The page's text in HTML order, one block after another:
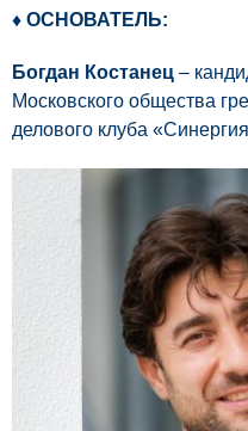
♦ ОСНОВАТЕЛЬ:
Богдан Костанец –
Московского общества
делового клуба